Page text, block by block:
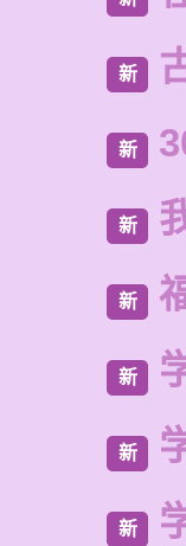
新
新
新
新
新
新
新